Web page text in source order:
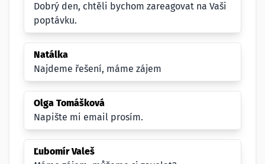
Dobrý den, chtěli bychom zareagovat na Vaši
poptávku.
Natálka
Najdeme řešení, máme zájem
Olga Tomášková
Napište mi email prosím.
Ľubomír Valeš